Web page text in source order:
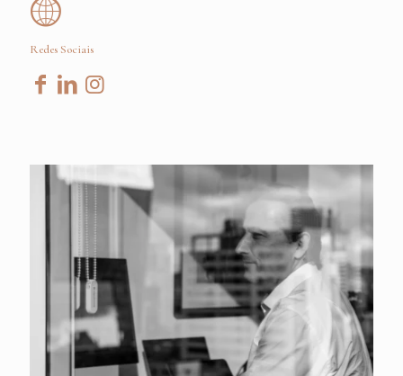
Redes Sociais